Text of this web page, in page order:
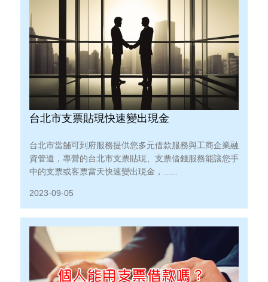
台北市支票貼現快速變出現金
台北市當舖可到府服務提供您多元借款服務與工商企業融
資管道，專營的台北市支票貼現、支票借錢服務能讓您手
中的支票或客票當天快速變出現金，......
2023-09-05